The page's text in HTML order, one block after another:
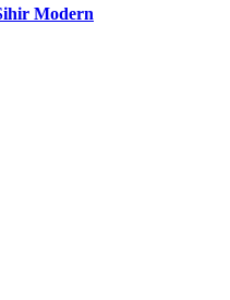
Modern